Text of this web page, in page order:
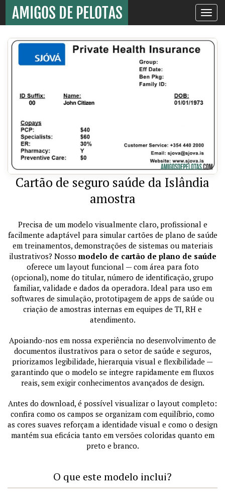
Toggle
Cartão de seguro saúde da Islândia
amostra
Precisa de um modelo visualmente claro, profissional e
facilmente adaptável para simular cartões de plano de saúde
em treinamentos, demonstrações de sistemas ou materiais
ilustrativos? Nosso modelo de cartão de plano de saúde
oferece um layout funcional — com área para foto
(opcional), nome do titular, número de identificação, grupo
familiar, validade e dados da operadora. Ideal para uso em
softwares de simulação, prototipagem de apps de saúde ou
criação de amostras internas em equipes de TI, RH e
atendimento.
Apoiando-nos em nossa experiência no desenvolvimento de
documentos ilustrativos para o setor de saúde e seguros,
priorizamos legibilidade, hierarquia visual e flexibilidade —
garantindo que o modelo se integre rapidamente em fluxos
reais, sem exigir conhecimentos avançados de design.
Antes do download, é possível visualizar o layout completo:
confira como os campos se organizam com equilíbrio, como
as cores suaves reforçam a identidade visual e como o design
mantém sua eficácia tanto em versões coloridas quanto em
preto e branco.
O que este modelo inclui?